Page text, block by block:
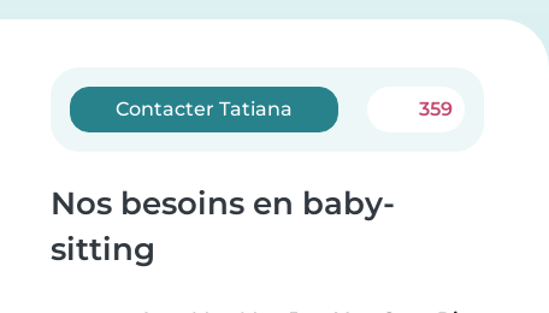
Contacter Tatiana 359
Nos besoins en baby-
sitting